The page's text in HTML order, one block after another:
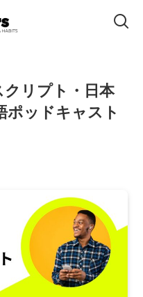
リプト・日本
ポッドキャスト